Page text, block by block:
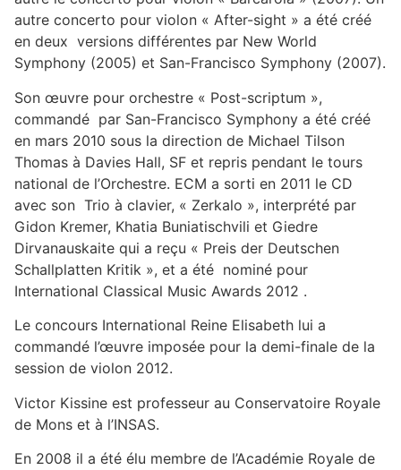
autre concerto pour violon « After-sight » a été créé
en deux versions différentes par New World
Symphony (2005) et San-Francisco Symphony (2007).
Son œuvre pour orchestre « Post-scriptum »,
commandé par San-Francisco Symphony a été créé
en mars 2010 sous la direction de Michael Tilson
Thomas à Davies Hall, SF et repris pendant le tours
national de l’Orchestre. ECM a sorti en 2011 le CD
avec son Trio à clavier, « Zerkalo », interprété par
Gidon Kremer, Khatia Buniatischvili et Giedre
Dirvanauskaite qui a reçu « Preis der Deutschen
Schallplatten Kritik », et a été nominé pour
International Classical Music Awards 2012 .
Le concours International Reine Elisabeth lui a
commandé l’œuvre imposée pour la demi-finale de la
session de violon 2012.
Victor Kissine est professeur au Conservatoire Royale
de Mons et à l’INSAS.
En 2008 il a été élu membre de l’Académie Royale de